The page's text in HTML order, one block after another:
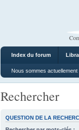
Index du forum
Nous sommes actuellement
Rechercher
QUESTION DE LA